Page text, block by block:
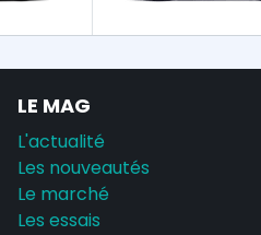
LE MAG
L'actualité
Les nouveautés
Le marché
Les essais